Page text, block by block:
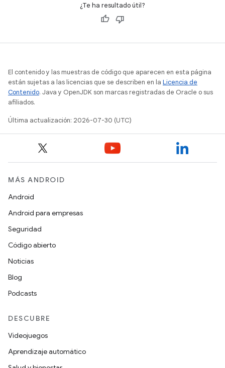
¿Te ha resultado útil?
El contenido y las muestras de código que aparecen en esta página
están sujetas a las licencias que se describen en la Licencia de
Contenido. Java y OpenJDK son marcas registradas de Oracle o sus
afiliados.
Última actualización: 2026-07-30 (UTC)
MÁS ANDROID
Android
Android para empresas
Seguridad
Código abierto
Noticias
Blog
Podcasts
DESCUBRE
Videojuegos
Aprendizaje automático